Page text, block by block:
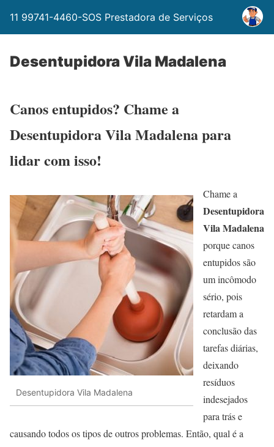
11 99741-4460-SOS Prestadora de Serviços
Desentupidora Vila Madalena
Canos entupidos? Chame a
Desentupidora Vila Madalena para
lidar com isso!
Desentupidora Vila Madalena
Chame a
Desentupidora
Vila Madalena
porque canos
entupidos são
um incômodo
sério, pois
retardam a
conclusão das
tarefas diárias,
deixando
resíduos
indesejados
para trás e
causando todos os tipos de outros problemas. Então, qual é a